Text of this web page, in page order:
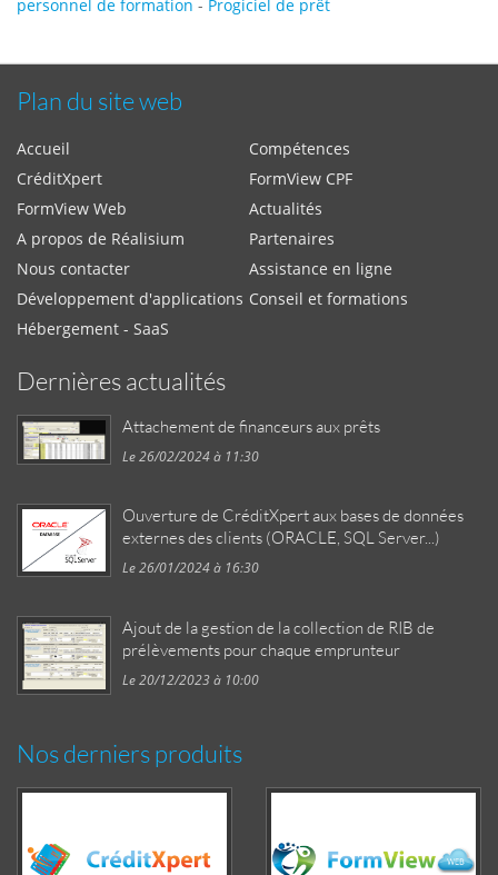
personnel de formation - Progiciel de prêt
Plan du site web
Accueil
Compétences
CréditXpert
FormView CPF
FormView Web
Actualités
A propos de Réalisium
Partenaires
Nous contacter
Assistance en ligne
Développement d'applications Conseil et formations
Hébergement - SaaS
Dernières actualités
Attachement de financeurs aux prêts
Le 26/02/2024 à 11:30
Ouverture de CréditXpert aux bases de données
externes des clients (ORACLE, SQL Server...)
Le 26/01/2024 à 16:30
Ajout de la gestion de la collection de RIB de
prélèvements pour chaque emprunteur
Le 20/12/2023 à 10:00
Nos derniers produits